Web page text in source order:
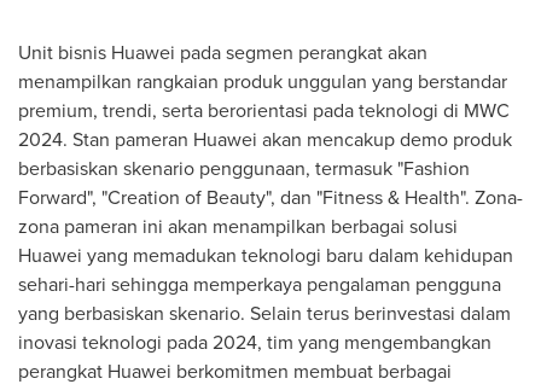
Unit bisnis Huawei pada segmen perangkat akan
menampilkan rangkaian produk unggulan yang berstandar
premium, trendi, serta berorientasi pada teknologi di MWC
2024. Stan pameran Huawei akan mencakup demo produk
berbasiskan skenario penggunaan, termasuk "Fashion
Forward", "Creation of Beauty", dan "Fitness & Health". Zona-
zona pameran ini akan menampilkan berbagai solusi
Huawei yang memadukan teknologi baru dalam kehidupan
sehari-hari sehingga memperkaya pengalaman pengguna
yang berbasiskan skenario. Selain terus berinvestasi dalam
inovasi teknologi pada 2024, tim yang mengembangkan
perangkat Huawei berkomitmen membuat berbagai